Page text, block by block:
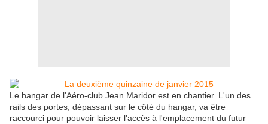
Le hangar de l'Aéro-club Jean Maridor est en chantier. L'un des
rails des portes, dépassant sur le côté du hangar, va être
raccourci pour pouvoir laisser l'accès à l'emplacement du futur